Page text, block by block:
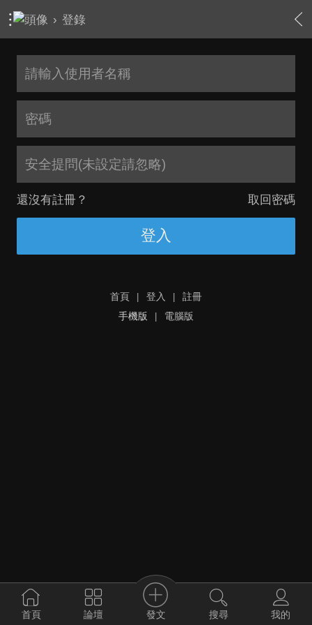
› 登錄
安全提問(未設定請忽略)
還沒有註冊？ 取回密碼
登入
首頁 | 登入 |
註冊
手機版
| 電腦版
首頁 論壇 發文 搜尋 我的